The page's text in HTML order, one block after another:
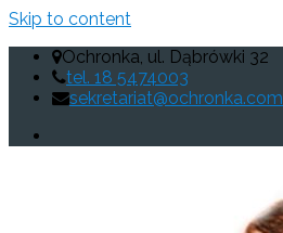
Skip to content
Ochronka, ul. Dąbrówki 32
tel. 18 5474003
sekretariat@ochronka.com